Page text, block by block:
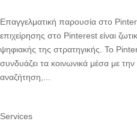
Επαγγελματική παρουσία στο
επιχείρησης στο Pinterest είναι
ψηφιακής της στρατηγικής. Το
συνδυάζει τα κοινωνικά μέσα με
αναζήτηση,...
Services